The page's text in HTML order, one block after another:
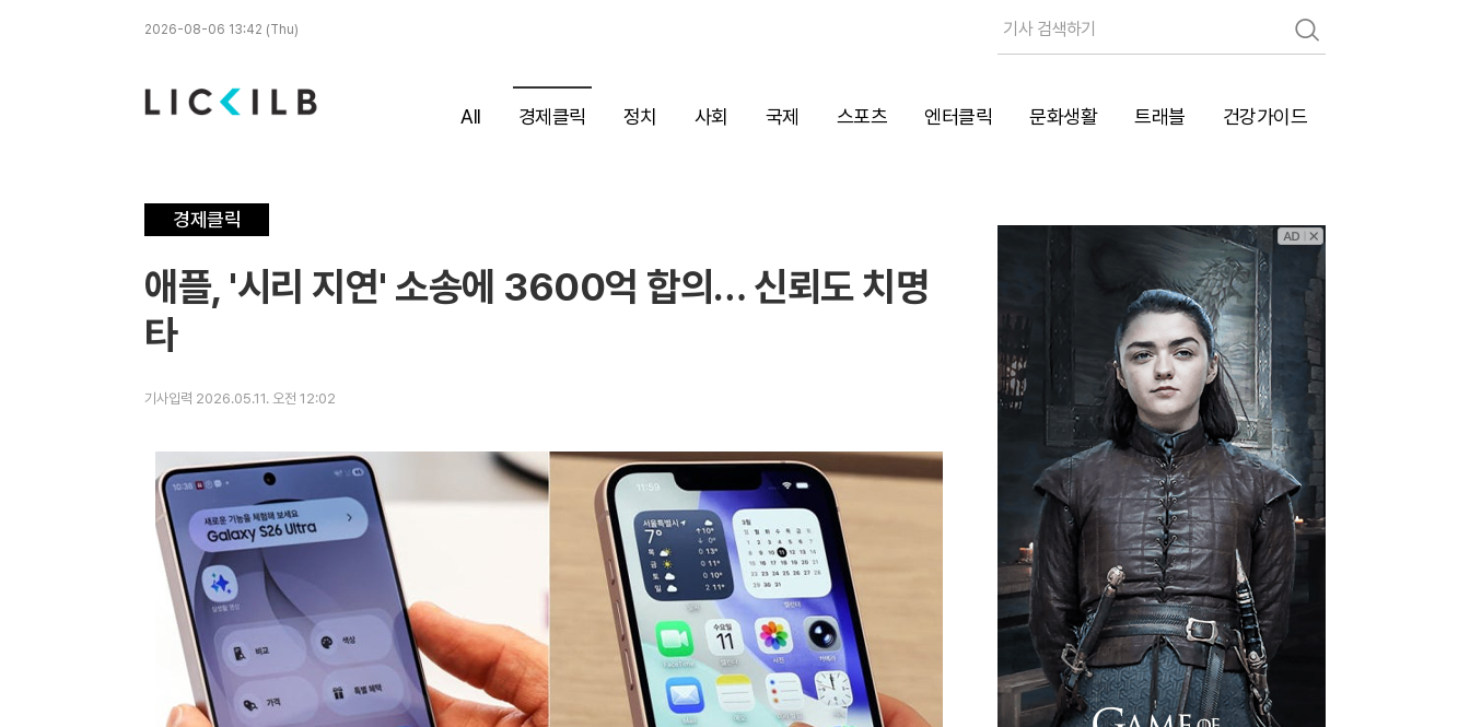
검
색
2026-08-06 13:42 (Thu)
All 경제클릭 정치 사회 국제 스포츠 엔터클릭 문화생활 트래블 건강가이드
경제클릭
애플, '시리 지연' 소송에 3600억 합의… 신뢰도 치명
타
기사입력 2026.05.11. 오전 12:02